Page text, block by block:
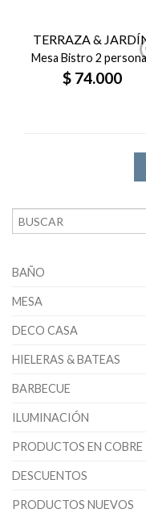
TERRAZA &
Mesa Bistro 2
$74.000
BAÑO
MESA
DECO CASA
HIELERAS & BATEAS
BARBECUE
ILUMINACIÓN
PRODUCTOS EN COBRE
DESCUENTOS
PRODUCTOS NUEVOS